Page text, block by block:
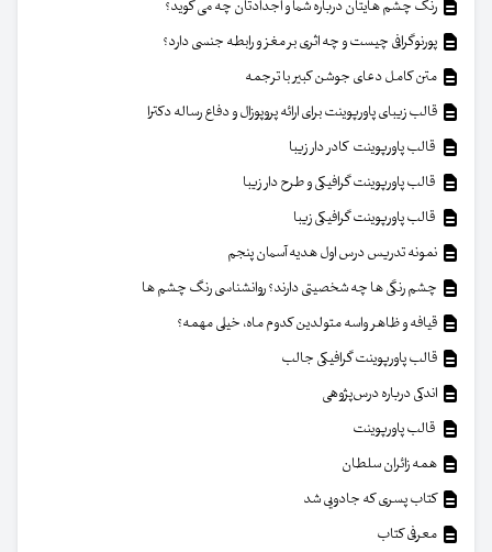
رنگ چشم هایتان درباره شما و اجدادتان چه می گوید؟
پورنوگرافی چیست و چه اثری بر مغز و رابطه جنسی دارد؟
متن کامل دعای جوشن کبیر با ترجمه
قالب زیبای پاورپوینت برای ارائه پروپوزال و دفاع رساله دکترا
قالب پاورپوینت کادر دار زیبا
قالب پاورپوینت گرافیکی و طرح دار زیبا
قالب پاورپوینت گرافیکی زیبا
نمونه تدریس درس اول هدیه آسمان پنجم
چشم رنگی ها چه شخصیتی دارند؟ روانشناسی رنگ چشم ها
قیافه و ظاهر واسه متولدین کدوم ماه، خیلی مهمه؟
قالب پاورپوینت گرافیکی جالب
اندکی درباره درس‌پژوهی
قالب پاورپوینت
همه زائران سلطان
کتاب پسری که جادویی شد
معرفی کتاب